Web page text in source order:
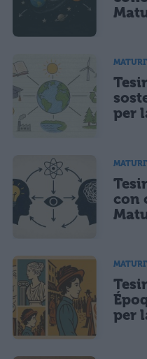
per
con
per